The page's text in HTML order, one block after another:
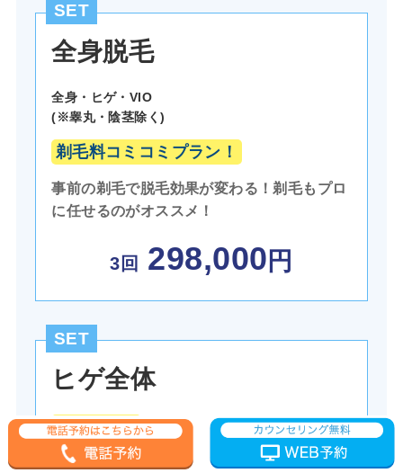
SET
全身脱毛
全身・ヒゲ・VIO
(※睾丸・陰茎除く)
剃毛料コミコミプラン！
事前の剃毛で脱毛効果が変わる！剃毛もプロ
に任せるのがオススメ！
3回 298,000 円
SET
ヒゲ全体
人気No2！